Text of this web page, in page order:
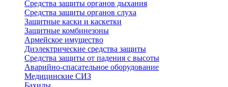
Средства защиты органов дыхания
Средства защиты органов слуха
Защитные каски и каскетки
Защитные комбинезоны
Армейское имущество
Диэлектрические средства защиты
Средства защиты от падения с высоты
Аварийно-спасательное оборудование
Медицинские СИЗ
Бахилы